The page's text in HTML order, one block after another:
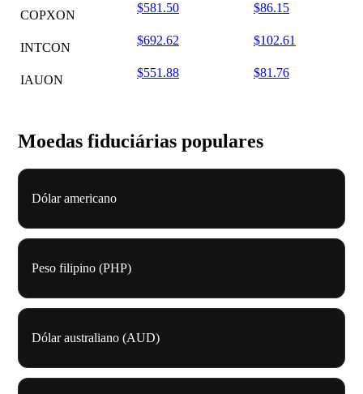
COPXON
$581.50 $86.15
INTCON
$692.62 $102.61
IAUON
$551.88 $81.76
Moedas fiduciárias populares
Dólar americano
Peso filipino (PHP)
Dólar australiano (AUD)